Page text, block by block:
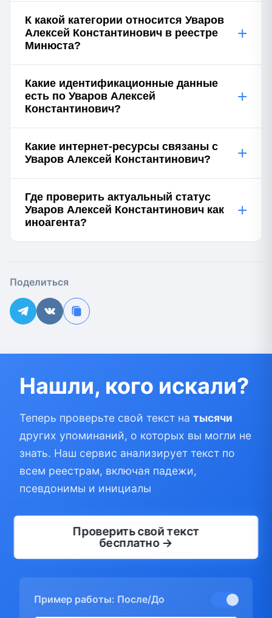
К какой категории относится Уваров
Алексей Константинович в реестре
Минюста?
+
Какие идентификационные данные
есть по Уваров Алексей
Константинович?
+
Какие интернет-ресурсы связаны с
Уваров Алексей Константинович?
+
Где проверить актуальный статус
Уваров Алексей Константинович как
иноагента?
+
Поделиться
Нашли, кого искали?
Теперь проверьте свой текст на тысячи
других упоминаний, о которых вы могли не
знать. Наш сервис анализирует текст по
всем реестрам, включая падежи,
псевдонимы и инициалы
Проверить свой текст
бесплатно →
Пример работы: После/До